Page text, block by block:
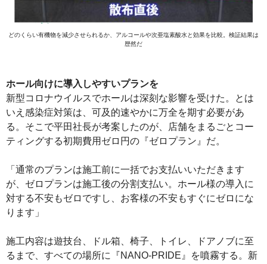
どのくらい有機物を減少させられるか、アルコールや次亜塩素酸水と効果を比較。検証結果は
歴然だ
ホール向けに導入しやすいプランを
新型コロナウイルスでホールは深刻な影響を受けた。とは
いえ感染症対策は、可及的速やかに万全を期す必要があ
る。そこで平田社長が考案したのが、店舗をまるごとコー
ティングする初期費用ゼロ円の『ゼロプラン』だ。
「通常のプランは施工前に一括でお支払いいただきます
が、ゼロプランは施工後の分割支払い。ホール様の導入に
対する不安もゼロですし、お客様の不安もすぐにゼロにな
ります」
施工内容は遊技台、ドル箱、椅子、トイレ、ドアノブに至
るまで、すべての場所に『NANO-PRIDE』を噴霧する。新